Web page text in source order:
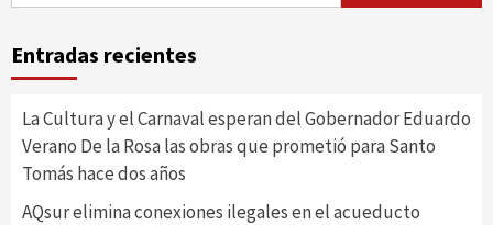
Entradas recientes
La Cultura y el Carnaval esperan del Gobernador Eduardo
Verano De la Rosa las obras que prometió para Santo
Tomás hace dos años
AQsur elimina conexiones ilegales en el acueducto